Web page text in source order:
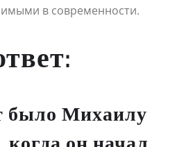
в современности.
было Михаилу